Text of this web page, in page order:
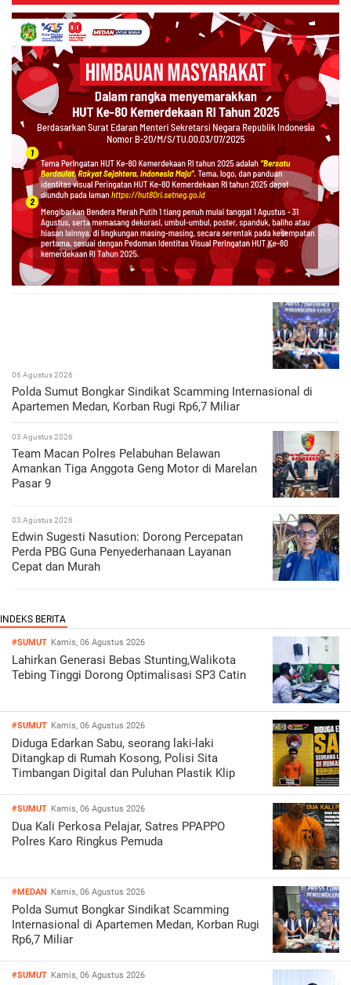
06 Agustus 2026
Polda Sumut Bongkar Sindikat Scamming Internasional di
Apartemen Medan, Korban Rugi Rp6,7 Miliar
03 Agustus 2026
Team Macan Polres Pelabuhan Belawan
Amankan Tiga Anggota Geng Motor di Marelan
Pasar 9
03 Agustus 2026
Edwin Sugesti Nasution: Dorong Percepatan
Perda PBG Guna Penyederhanaan Layanan
Cepat dan Murah
#SUMUT Kamis, 06 Agustus 2026
Lahirkan Generasi Bebas Stunting,Walikota
Tebing Tinggi Dorong Optimalisasi SP3 Catin
#SUMUT Kamis, 06 Agustus 2026
Diduga Edarkan Sabu, seorang laki-laki
Ditangkap di Rumah Kosong, Polisi Sita
Timbangan Digital dan Puluhan Plastik Klip
#SUMUT Kamis, 06 Agustus 2026
Dua Kali Perkosa Pelajar, Satres PPAPPO
Polres Karo Ringkus Pemuda
#MEDAN Kamis, 06 Agustus 2026
Polda Sumut Bongkar Sindikat Scamming
Internasional di Apartemen Medan, Korban Rugi
Rp6,7 Miliar
#SUMUT Kamis, 06 Agustus 2026